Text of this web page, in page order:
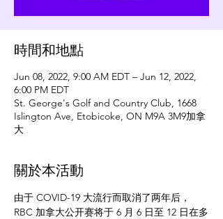
時間和地點
Jun 08, 2022, 9:00 AM EDT – Jun 12, 2022,
6:00 PM EDT
St. George's Golf and Country Club, 1668
Islington Ave, Etobicoke, ON M9A 3M9加拿
大
關於本活動
由于 COVID-19 大流行而取消了两年后，
RBC 加拿大公开赛将于 6 月 6 日至 12 日在多